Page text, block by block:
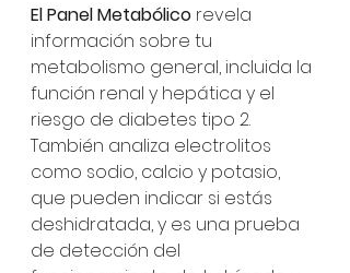
El Panel Metabólico revela
información sobre tu
metabolismo general, incluida la
función renal y hepática y el
riesgo de diabetes tipo 2.
También analiza electrolitos
como sodio, calcio y potasio,
que pueden indicar si estás
deshidratada, y es una prueba
de detección del